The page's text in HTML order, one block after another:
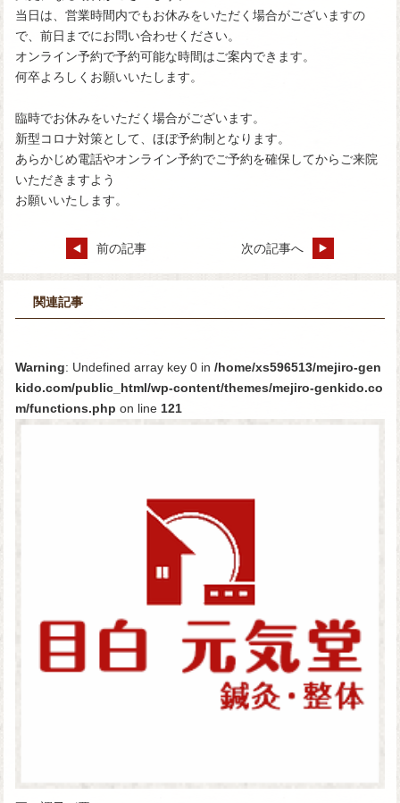
当日は、営業時間内でもお休みをいただく場合がございますの
で、前日までにお問い合わせください。
オンライン予約で予約可能な時間はご案内できます。
何卒よろしくお願いいたします。
臨時でお休みをいただく場合がございます。
新型コロナ対策として、ほぼ予約制となります。
あらかじめ電話やオンライン予約でご予約を確保してからご来院
いただきますよう
お願いいたします。
前の記事 次の記事へ
関連記事
Warning: Undefined array key 0 in /home/xs596513/mejiro-gen
kido.com/public_html/wp-content/themes/mejiro-genkido.co
m/functions.php on line 121